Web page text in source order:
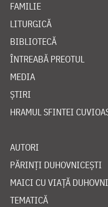
FAMILIE
LITURGICĂ
BIBLIOTECĂ
ÎNTREABĂ PREOTUL
MEDIA
ȘTIRI
HRAMUL SFINTEI
AUTORI
PĂRINȚI DUHOVNICEȘTI
MAICI CU VIAȚĂ
TEMATICĂ